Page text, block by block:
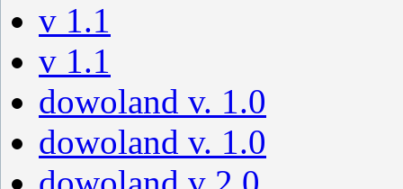
v 1.1
v 1.1
dowoland v. 1.0
dowoland v. 1.0